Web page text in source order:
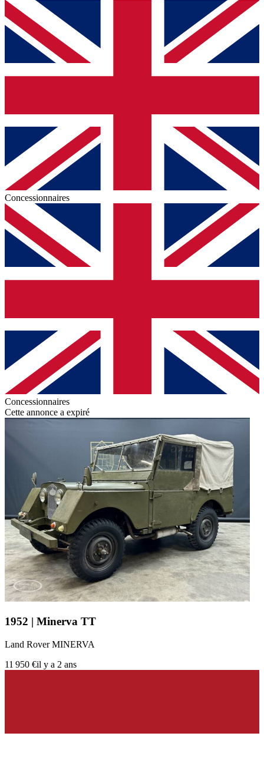
Concessionnaires
Concessionnaires
Cette annonce a expiré
1952 | Minerva TT
Land Rover MINERVA
11 950 €il y a 2 ans